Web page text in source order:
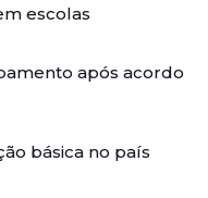
escolas
após acordo
básica no país